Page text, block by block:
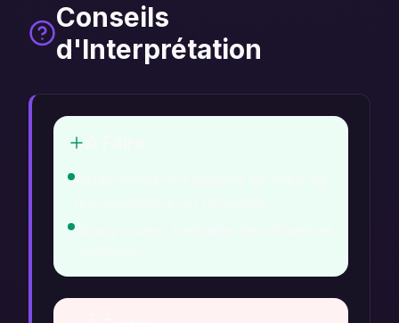
Conseils
d'Interprétation